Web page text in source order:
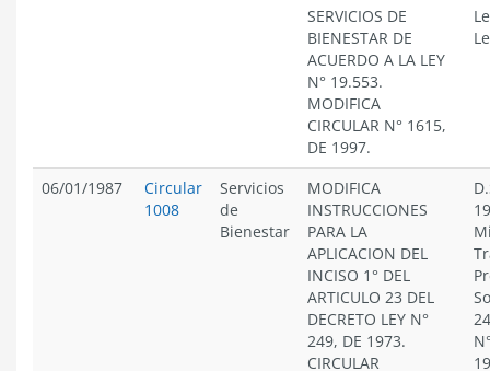
SERVICIOS DE
BIENESTAR DE
ACUERDO A LA LEY
N° 19.553.
MODIFICA
CIRCULAR N° 1615,
DE 1997.
06/01/1987
Circular
1008
Servicios
de
Bienestar
MODIFICA
INSTRUCCIONES
PARA LA
APLICACION DEL
INCISO 1° DEL
ARTICULO 23 DEL
DECRETO LEY N°
249, DE 1973.
CIRCULAR